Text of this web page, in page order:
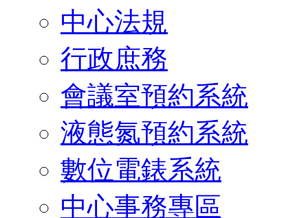
中心法規
行政庶務
會議室預約系統
液態氮預約系統
數位電錶系統
中心事務專區